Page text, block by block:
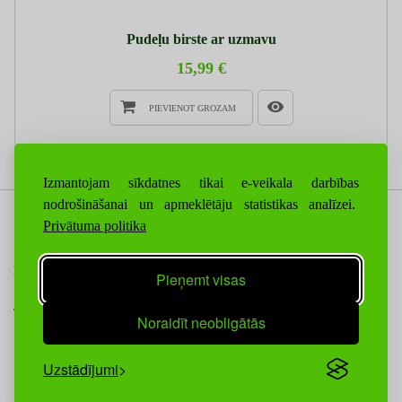
Izmantojam sīkdatnes tikai e-veikala darbības
nodrošināšanai un apmeklētāju statistikas analīzei.
Privātuma politika
Pieņemt visas
Noraidīt neobligātās
Uzstādījumi
Pudeļu birste ar uzmavu
15,99 €
PIEVIENOT GROZAM
SAZINIETIES AR MUMS
INFORMĀCIJA
JAUNUMI E-PASTĀ